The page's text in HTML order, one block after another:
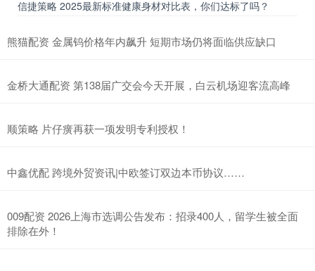
信捷策略 2025最新标准健康身材对比表，你们达标了吗？
熊猫配资 金属钨价格年内飙升 短期市场仍将面临供应缺口
金桥大通配资 第138届广交会今天开展，白云机场迎客流高峰
顺策略 片仔癀再获一项发明专利授权！
中鑫优配 跨境外贸资讯|中欧签订双边本币协议……
009配资 2026上海市选调公告发布：招录400人，留学生被全面
排除在外！